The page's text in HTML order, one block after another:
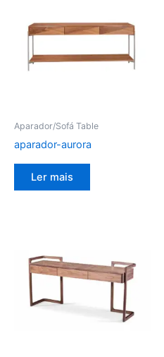
Aparador/Sofá Table
aparador-aurora
Ler mais